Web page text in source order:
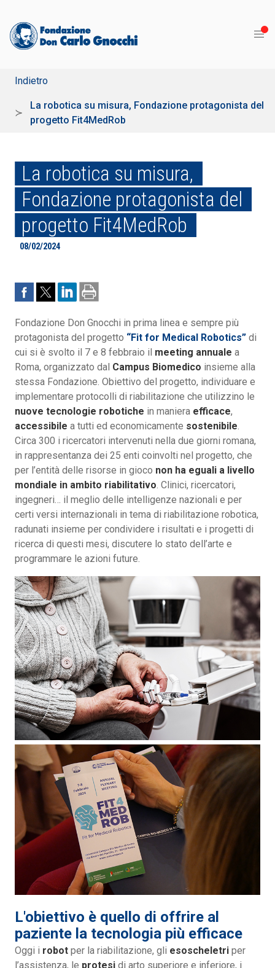
Indietro
La robotica su misura, Fondazione protagonista del
progetto Fit4MedRob
La robotica su misura,
Fondazione protagonista del
progetto Fit4MedRob
08/02/2024
Fondazione Don Gnocchi in prima linea e sempre più
protagonista del progetto “Fit for Medical Robotics” di
cui si è svolto il 7 e 8 febbraio il meeting annuale a
Roma, organizzato dal Campus Biomedico insieme alla
stessa Fondazione. Obiettivo del progetto, individuare e
implementare protocolli di riabilitazione che utilizzino le
nuove tecnologie robotiche in maniera efficace,
accessibile a tutti ed economicamente sostenibile.
Circa 300 i ricercatori intervenuti nella due giorni romana,
in rappresentanza dei 25 enti coinvolti nel progetto, che
per l’entità delle risorse in gioco non ha eguali a livello
mondiale in ambito riabilitativo. Clinici, ricercatori,
ingegneri… il meglio delle intelligenze nazionali e per
certi versi internazionali in tema di riabilitazione robotica,
radunati insieme per condividere i risultati e i progetti di
ricerca di questi mesi, discutere lo stato dell’arte e
programmare le azioni future.
L'obiettivo è quello di offrire al
paziente la tecnologia più efficace
Oggi i robot per la riabilitazione, gli esoscheletri per
l’assistenza, le protesi di arto superiore e inferiore, i